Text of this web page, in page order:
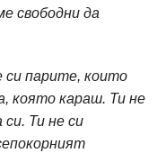
свободни да
си парите, които
която караш. Ти не
Ти не си